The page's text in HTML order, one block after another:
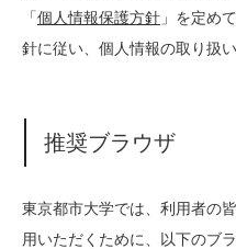
「個人情報保護方針 」を定め
針に従い、個人情報の取り扱
推奨ブラウザ
東京都市大学では、利用者の
用いただくために、以下のブ